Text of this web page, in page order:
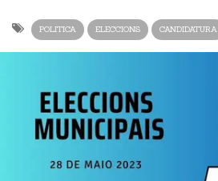
POLITICA ELECCIONS CANDIDATURA